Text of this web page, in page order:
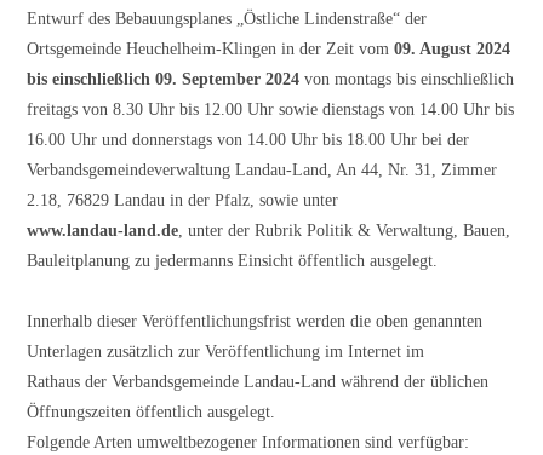
Entwurf des Bebauungsplanes „Östliche Lindenstraße“ der
Ortsgemeinde Heuchelheim-Klingen in der Zeit vom09. August 2024
bis einschließlich 09. September 2024 von montags bis einschließlich
freitags von 8.30 Uhr bis 12.00 Uhr sowie dienstags von 14.00 Uhr bis
16.00 Uhr und donnerstags von 14.00 Uhr bis 18.00 Uhr bei der
Verbandsgemeindeverwaltung Landau-Land, An 44, Nr. 31, Zimmer
2.18, 76829 Landau in der Pfalz, sowie unter
www.landau-land.de, unter der Rubrik Politik & Verwaltung, Bauen,
Bauleitplanung zu jedermanns Einsicht öffentlich ausgelegt.
Innerhalb dieser Veröffentlichungsfrist werden die oben genannten
Unterlagen zusätzlich zur Veröffentlichung im Internet im
Rathaus der Verbandsgemeinde Landau-Land während der üblichen
Öffnungszeiten öffentlich ausgelegt.
Folgende Arten umweltbezogener Informationen sind verfügbar: